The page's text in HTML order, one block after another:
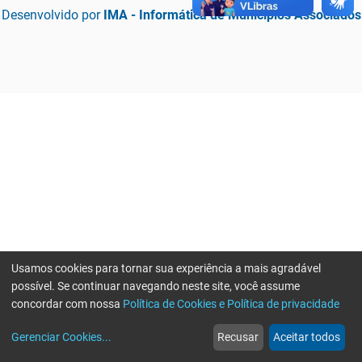
Desenvolvido por IMA - Informática de Municípios Associados
web
Notícias
more_horiz
Mais
Usamos cookies para tornar sua experiência a mais agradável
possível. Se continuar navegando neste site, você assume
concordar com nossa Política de Cookies e Política de privacidade
Gerenciar Cookies... Recusar Aceitar todos
Erro ao enviar informações, por favor tente novamente